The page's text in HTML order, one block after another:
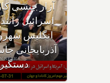
گذشت؟
ایران به
ایران حمله
تنگه